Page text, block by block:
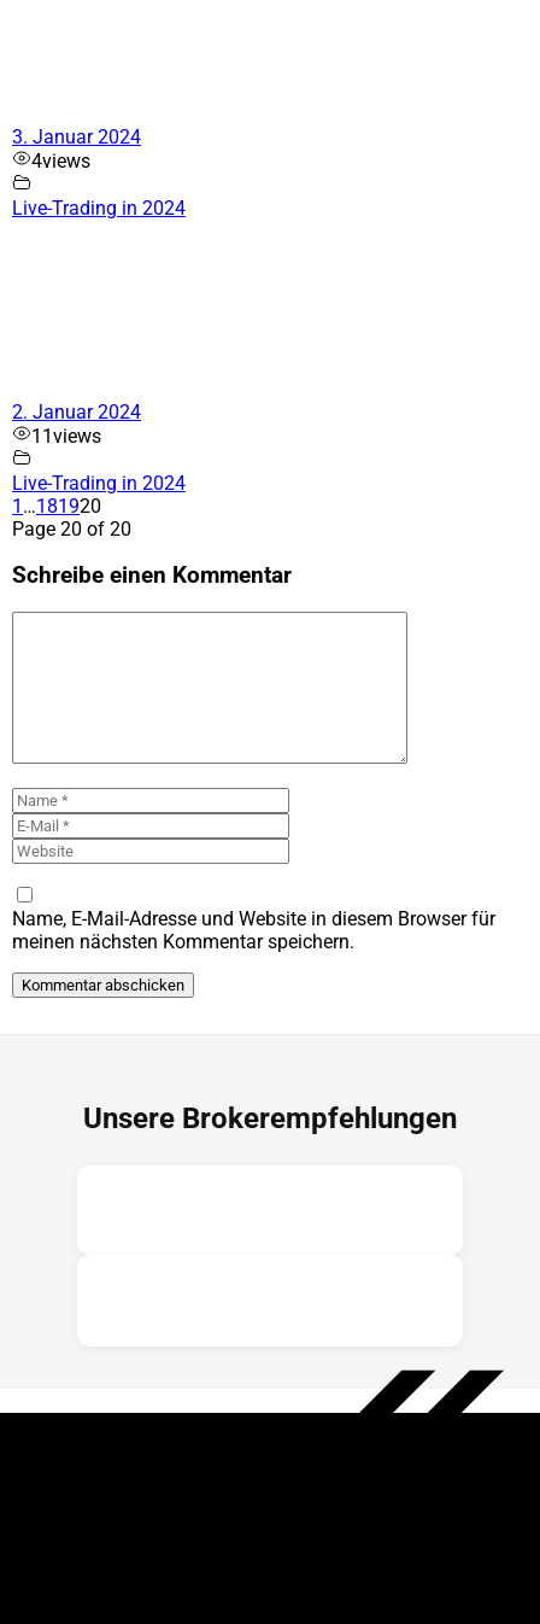
3. Januar 2024
4views
Live-Trading in 2024
2. Januar 2024
11views
Live-Trading in 2024
1 …181920
Page 20 of 20
Schreibe einen Kommentar
Name
Mail
Name, E-Mail-Adresse und Website in diesem Browser für
meinen nächsten Kommentar speichern.
Unsere Brokerempfehlungen